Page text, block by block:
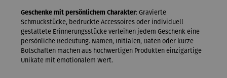
Geschenke mit persönlichem Charakter: Gravierte
Schmuckstücke, bedruckte Accessoires oder individuell
gestaltete Erinnerungsstücke verleihen jedem Geschenk eine
persönliche Bedeutung. Namen, Initialen, Daten oder kurze
Botschaften machen aus hochwertigen Produkten einzigartige
Unikate mit emotionalem Wert.